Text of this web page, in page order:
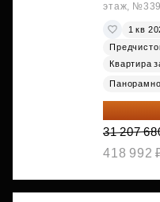
этаж, №339
1 кв
Квартира
27 150
31 207
418 992